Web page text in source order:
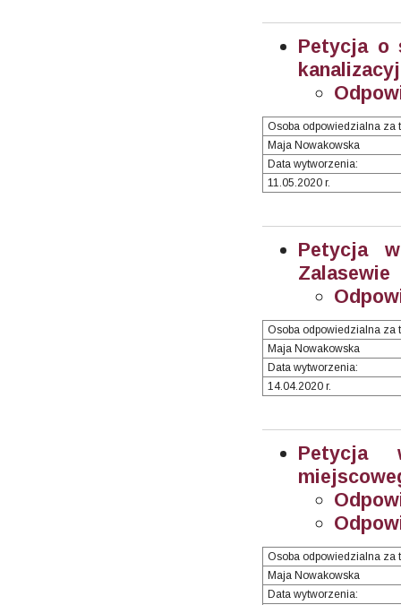
Petycja o
Osoba odpowiedzialna za
Maja Nowakowska
Data wytworzenia:
11.05.2020 r.
Petycja
Zalasewie
Osoba odpowiedzialna za
Maja Nowakowska
Data wytworzenia:
14.04.2020 r.
Petycja
Osoba odpowiedzialna za
Maja Nowakowska
Data wytworzenia: